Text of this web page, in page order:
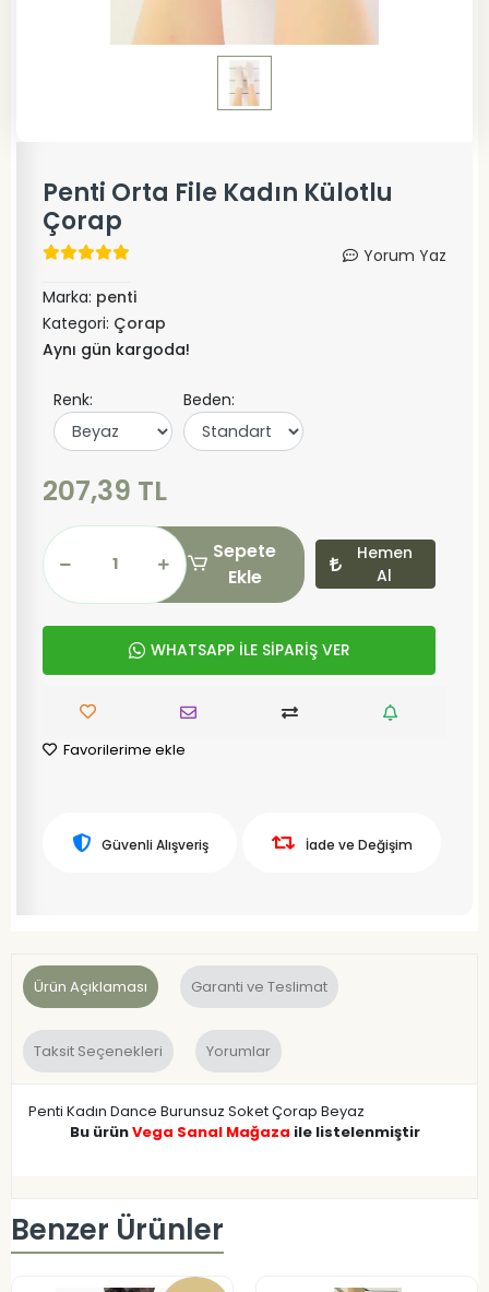
Penti Orta File Kadın Külotlu
Çorap
Yorum Yaz
Marka: penti
Kategori: Çorap
Aynı gün kargoda!
Renk: Beden:
207,39 TL
Sepete
Ekle
Hemen
Al
WHATSAPP İLE SİPARİŞ VER
Favorilerime ekle
Güvenli Alışveriş İade ve Değişim
Ürün Açıklaması Garanti ve Teslimat
Taksit Seçenekleri Yorumlar
Penti Kadın Dance Burunsuz Soket Çorap Beyaz
Bu ürünVega Sanal Mağaza ile listelenmiştir
Benzer Ürünler